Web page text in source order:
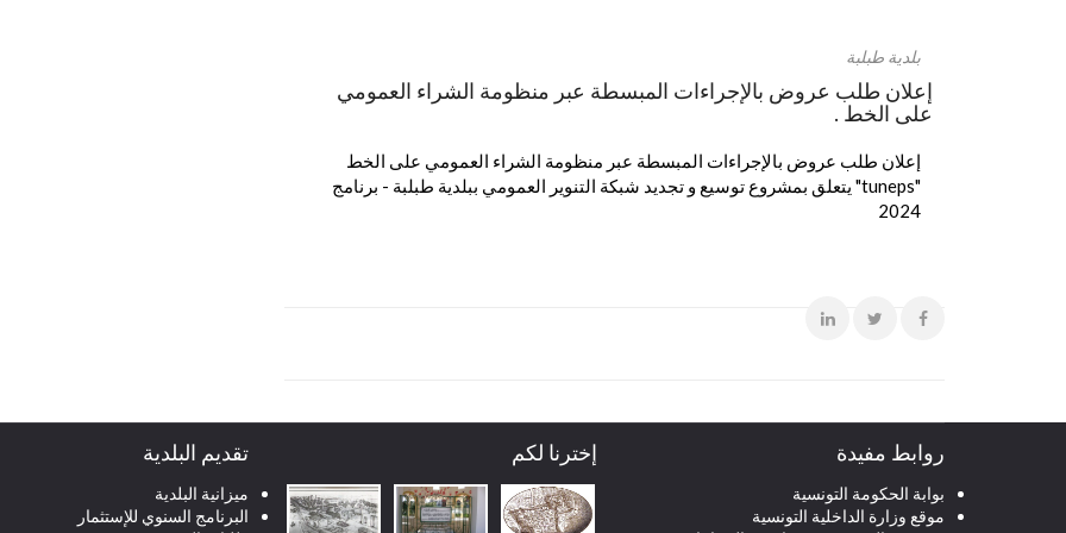
بلدية طبلبة
إعلان طلب عروض بالإجراءات المبسطة عبر منظومة الشراء العمومي
على الخط .
إعلان طلب عروض بالإجراءات المبسطة عبر منظومة الشراء العمومي على الخط
"tuneps" يتعلق بمشروع توسيع و تجديد شبكة التنوير العمومي ببلدية طبلبة - برنامج
2024
روابط مفيدة
بوابة الحكومة التونسية
موقع وزارة الداخلية التونسية
إخترنا لكم تقديم البلدية
ميزانية البلدية
البرنامج السنوي للإستثمار